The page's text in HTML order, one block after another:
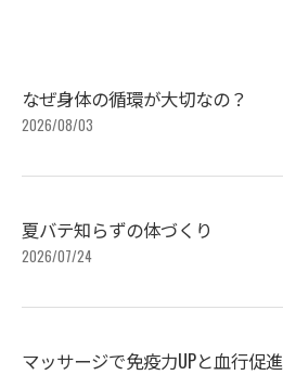
なぜ身体の循環が大切なの？
2026/08/03
夏バテ知らずの体づくり
2026/07/24
マッサージで免疫力UPと血行促進